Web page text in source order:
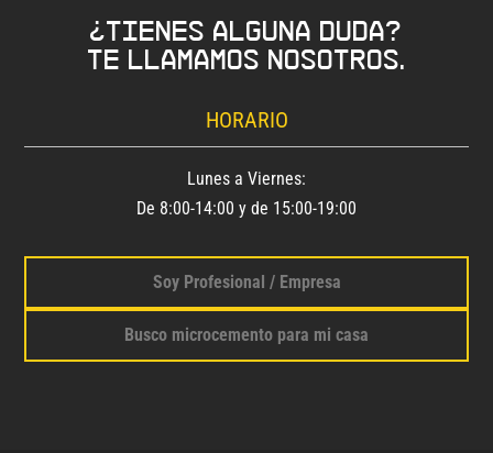
¿Tienes alguna duda?
Te llamamos nosotros.
HORARIO
Lunes a Viernes:
De 8:00-14:00 y de 15:00-19:00
Soy Profesional / Empresa
Busco microcemento para mi casa